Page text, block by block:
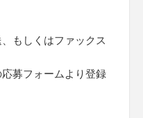
もしくはファックス
募フォームより登録